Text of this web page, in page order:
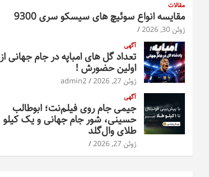
مقالات
مقایسه انواع سوئیچ های سیسکو سری 9300
ژوئن 30, 2026
آگهی
تعداد گل های امباپه در جام جهانی از
اولین حضورش !
ژوئن 27, 2026 admin2
آگهی
جیمی جام روی فیلم‌نت؛ ابوطالب
حسینی، شور جام جهانی و یک کیلو
طلای وال‌گلد
ژوئن 27, 2026